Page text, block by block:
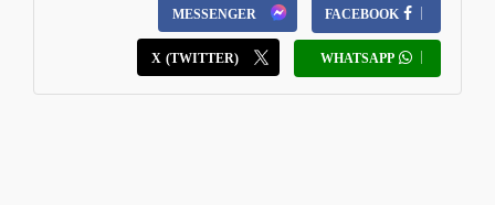
FACEBOOK
MESSENGER
WHATSAPP
X (TWITTER)